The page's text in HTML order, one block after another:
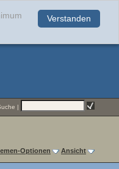
Verstanden
|
Optionen Ansicht